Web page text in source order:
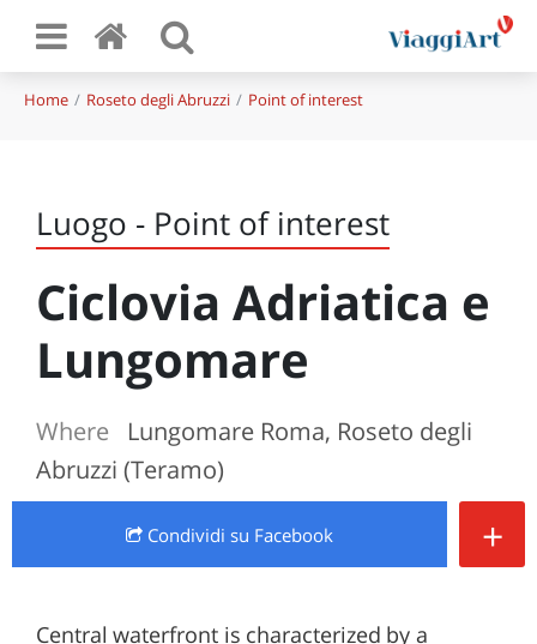
Home Roseto degli Abruzzi Point of interest
Luogo - Point of interest
Ciclovia Adriatica e
Lungomare
Where
Lungomare Roma, Roseto degli
Abruzzi (Teramo)
Condividi su Facebook +
Central waterfront is characterized by a